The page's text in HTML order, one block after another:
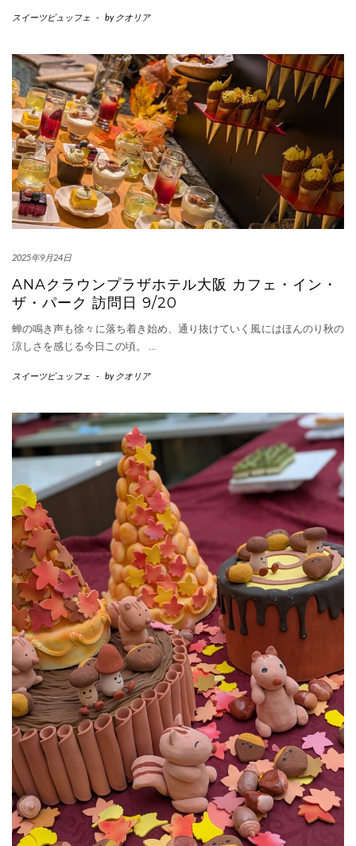
スイーツビュッフェ - by クオリア
2025年9月24日
ANAクラウンプラザホテル大阪 カフェ・イン・
ザ・パーク 訪問日 9/20
蝉の鳴き声も徐々に落ち着き始め、通り抜けていく風にはほんのり秋の
涼しさを感じる今日この頃。 …
スイーツビュッフェ - by クオリア